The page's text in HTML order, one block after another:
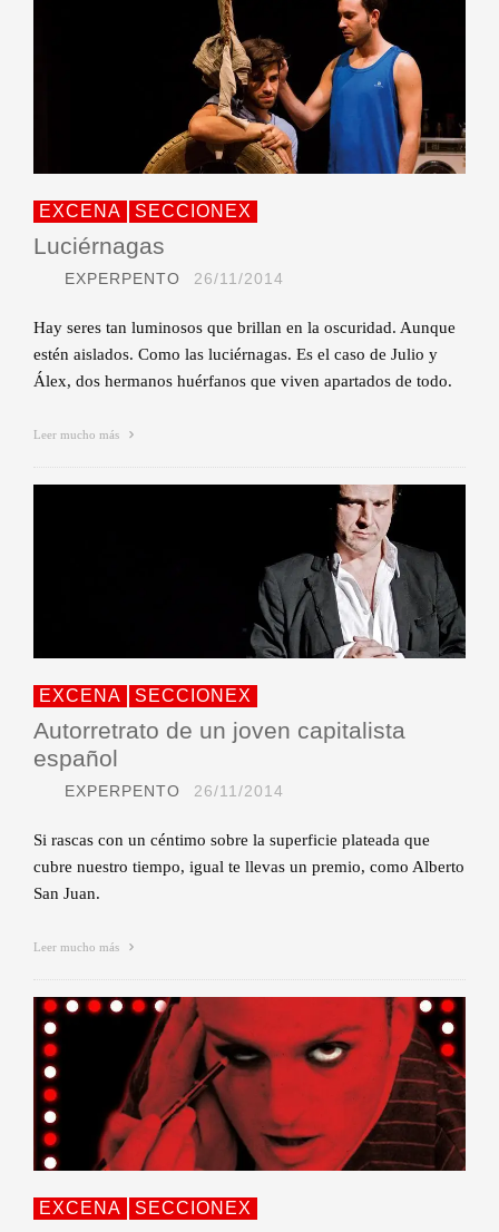
EXCENA SECCIONEX
Luciérnagas
EXPERPENTO 26/11/2014
Hay seres tan luminosos que brillan en la oscuridad. Aunque
estén aislados. Como las luciérnagas. Es el caso de Julio y
Álex, dos hermanos huérfanos que viven apartados de todo.
Leer mucho más
EXCENA SECCIONEX
Autorretrato de un joven capitalista
español
EXPERPENTO 26/11/2014
Si rascas con un céntimo sobre la superficie plateada que
cubre nuestro tiempo, igual te llevas un premio, como Alberto
San Juan.
Leer mucho más
EXCENA SECCIONEX